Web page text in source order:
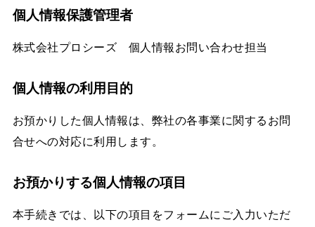
個人情報保護管理者
株式会社プロシーズ 個人情報お問い合わせ担当
個人情報の利用目的
お預かりした個人情報は、弊社の各事業に関するお問
合せへの対応に利用します。
お預かりする個人情報の項目
本手続きでは、以下の項目をフォームにご入力いただ